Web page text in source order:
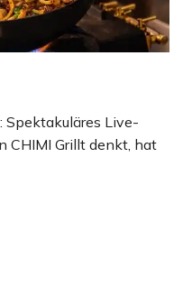
Spektakuläres Live-
CHIMI Grillt denkt, hat